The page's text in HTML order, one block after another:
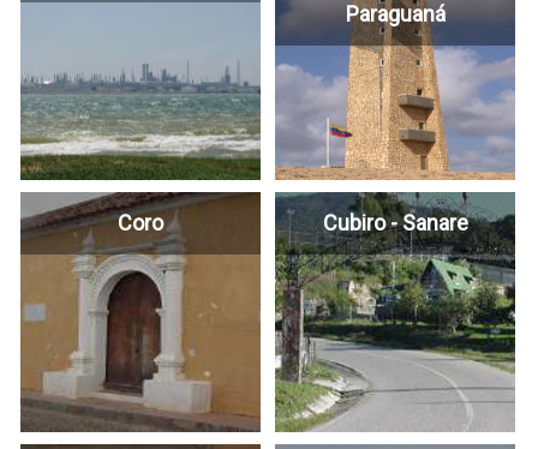
Paraguaná
Coro Cubiro - Sanare